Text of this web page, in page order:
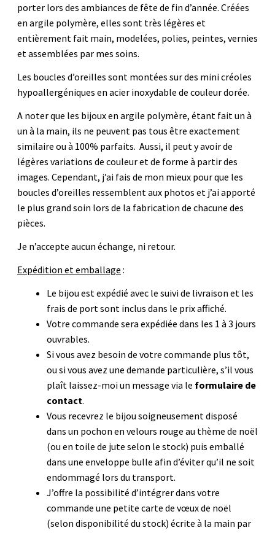
porter lors des ambiances de fête de fin d’année. Créées
en argile polymère, elles sont très légères et
entièrement fait main, modelées, polies, peintes, vernies
et assemblées par mes soins.
Les boucles d’oreilles sont montées sur des mini créoles
hypoallergéniques en acier inoxydable de couleur dorée.
A noter que les bijoux en argile polymère, étant fait un à
un à la main, ils ne peuvent pas tous être exactement
similaire ou à 100% parfaits. Aussi, il peut y avoir de
légères variations de couleur et de forme à partir des
images. Cependant, j’ai fais de mon mieux pour que les
boucles d’oreilles ressemblent aux photos et j’ai apporté
le plus grand soin lors de la fabrication de chacune des
pièces.
Je n’accepte aucun échange, ni retour.
Expédition et emballage :
Le bijou est expédié avec le suivi de livraison et les
frais de port sont inclus dans le prix affiché.
Votre commande sera expédiée dans les 1 à 3 jours
ouvrables.
Si vous avez besoin de votre commande plus tôt,
ou si vous avez une demande particulière, s’il vous
plaît laissez-moi un message via le formulaire de
contact.
Vous recevrez le bijou soigneusement disposé
dans un pochon en velours rouge au thème de noël
(ou en toile de jute selon le stock) puis emballé
dans une enveloppe bulle afin d’éviter qu’il ne soit
endommagé lors du transport.
J’offre la possibilité d’intégrer dans votre
commande une petite carte de vœux de noël
(selon disponibilité du stock) écrite à la main par